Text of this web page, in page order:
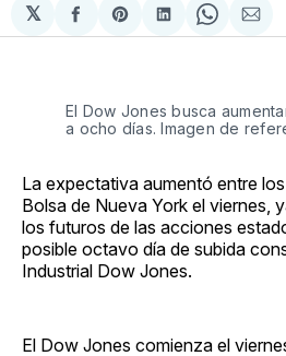
𝕏
Compartir
en
Share
on
Compartir
en
Share
on
via
El Dow Jones busca
a ocho días. Imagen de
La expectativa aumentó entre
Bolsa de Nueva York el viernes,
los futuros de las acciones
posible octavo día de subida
Industrial Dow Jones.
El Dow Jones comienza el